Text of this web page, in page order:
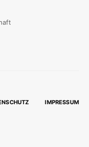
IMPRESSUM